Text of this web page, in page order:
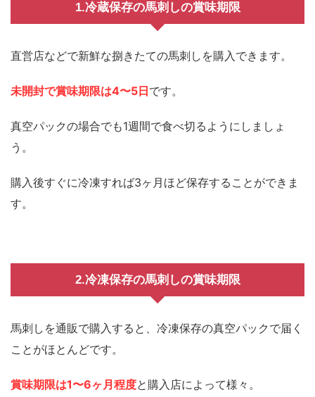
1.冷蔵保存の馬刺しの賞味期限
直営店などで新鮮な捌きたての馬刺しを購入できます。
未開封で賞味期限は4〜5日です。
真空パックの場合でも1週間で食べ切るようにしましょ
う。
購入後すぐに冷凍すれば3ヶ月ほど保存することができま
す。
2.冷凍保存の馬刺しの賞味期限
馬刺しを通販で購入すると、冷凍保存の真空パックで届く
ことがほとんどです。
賞味期限は1〜6ヶ月程度と購入店によって様々。